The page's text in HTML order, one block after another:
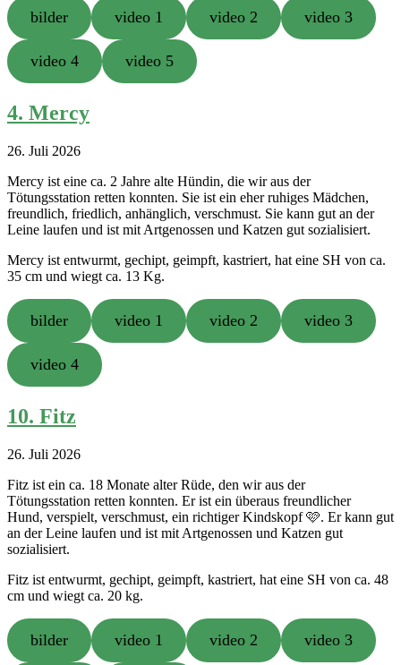
bilder video 1 video 2 video 3
video 4 video 5
4. Mercy
26. Juli 2026
Mercy ist eine ca. 2 Jahre alte Hündin, die wir aus der
Tötungsstation retten konnten. Sie ist ein eher ruhiges Mädchen,
freundlich, friedlich, anhänglich, verschmust. Sie kann gut an der
Leine laufen und ist mit Artgenossen und Katzen gut sozialisiert.
Mercy ist entwurmt, gechipt, geimpft, kastriert, hat eine SH von ca.
35 cm und wiegt ca. 13 Kg.
bilder video 1 video 2 video 3
video 4
10. Fitz
26. Juli 2026
Fitz ist ein ca. 18 Monate alter Rüde, den wir aus der
Tötungsstation retten konnten. Er ist ein überaus freundlicher
Hund, verspielt, verschmust, ein richtiger Kindskopf 🩷. Er kann gut
an der Leine laufen und ist mit Artgenossen und Katzen gut
sozialisiert.
Fitz ist entwurmt, gechipt, geimpft, kastriert, hat eine SH von ca. 48
cm und wiegt ca. 20 kg.
bilder video 1 video 2 video 3